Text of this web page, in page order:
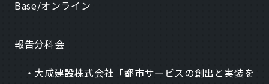
Base/オンライン
報告分科会
・大成建設株式会社「都市サービスの創出と実装を